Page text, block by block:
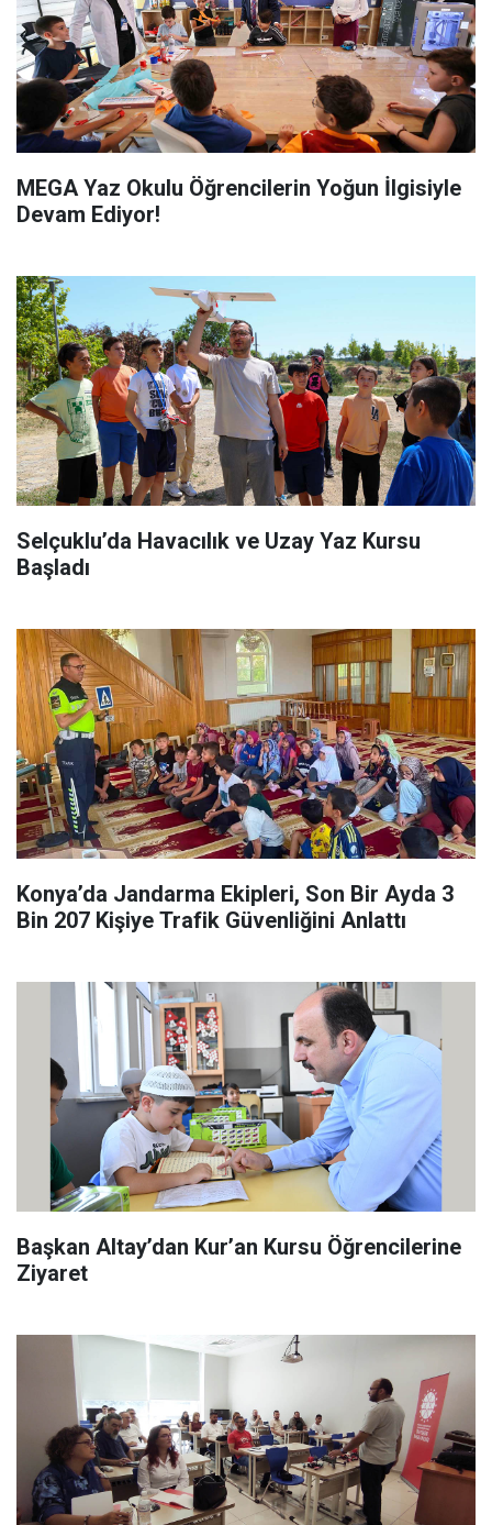
MEGA Yaz Okulu Öğrencilerin Yoğun İlgisiyle
Devam Ediyor!
Selçuklu’da Havacılık ve Uzay Yaz Kursu
Başladı
Konya’da Jandarma Ekipleri, Son Bir Ayda 3
Bin 207 Kişiye Trafik Güvenliğini Anlattı
Başkan Altay’dan Kur’an Kursu Öğrencilerine
Ziyaret